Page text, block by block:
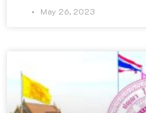
May 26, 2023